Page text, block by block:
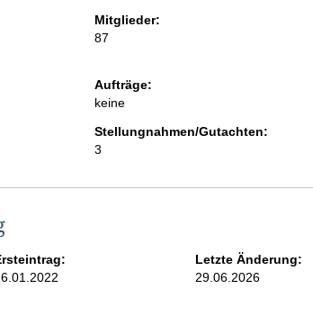
Mitglieder:
87
Aufträge:
keine
Stellungnahmen/Gutachten:
3
Letzte Änderung:
29.06.2026